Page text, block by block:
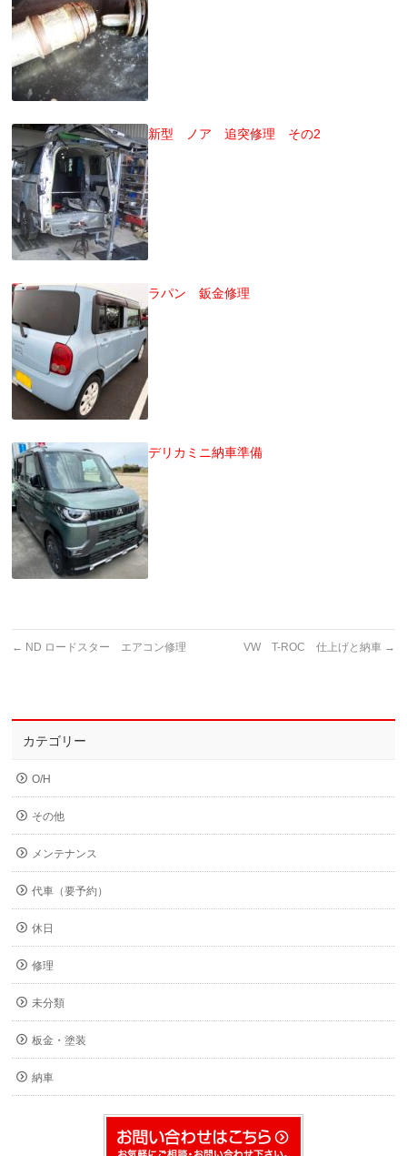
新型 ノア 追突修理 その2
ラパン 鈑金修理
デリカミニ納車準備
← ND ロードスター エアコン修理 VW T-ROC 仕上げと納車 →
カテゴリー
O/H
その他
メンテナンス
代車（要予約）
休日
修理
未分類
板金・塗装
納車